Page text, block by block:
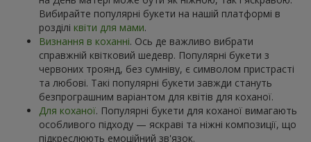
Вибирайте популярні букети на нашій платформі в
розділі квіти для мами.
Визнання в коханні. Ось де важливо вибрати
справжній квітковий шедевр. Популярні букети з
червоних троянд, без сумніву, є символом пристрасті
та любові. Такі популярні букети завжди стануть
безпрограшним варіантом для квітів для коханої.
Для коханої. Популярні букети для коханої вимагають
особливого підходу — яскраві та ніжні композиції, що
підкреслюють емоційний зв'язок.